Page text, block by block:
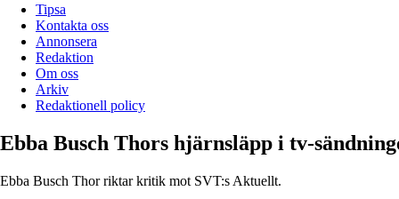
Tipsa
Kontakta oss
Annonsera
Redaktion
Om oss
Arkiv
Redaktionell policy
Ebba Busch Thors hjärnsläpp i tv-
Ebba Busch Thor riktar kritik mot SVT:s Aktuellt.